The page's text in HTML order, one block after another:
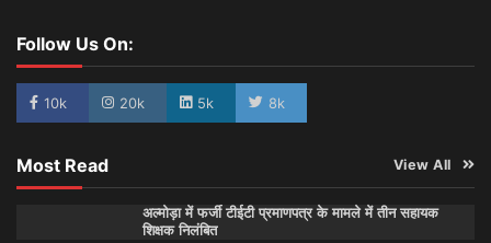
Follow Us On:
10k 20k 5k 8k
Most Read View All
अल्मोड़ा में फर्जी टीईटी प्रमाणपत्र के मामले में तीन सहायक
शिक्षक निलंबित